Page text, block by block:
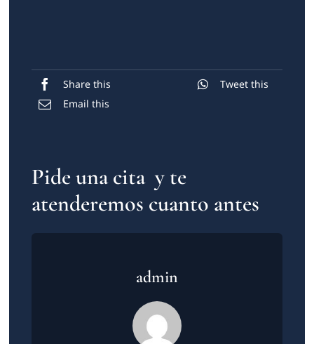
Share this
Tweet this
Email this
Pide una cita y te
atenderemos cuanto antes
admin